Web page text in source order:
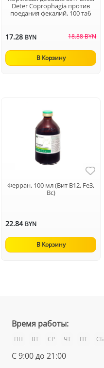
Deter Coprophagia против
поедания фекалий, 100 таб
17.28 BYN 18.88 BYN
В Корзину
Ферран, 100 мл (Вит В12, Fe3,
Вс)
22.84 BYN
В Корзину
Время работы:
ПН ВТ СР ЧТ ПТ СБ
С 9:00 до 21:00